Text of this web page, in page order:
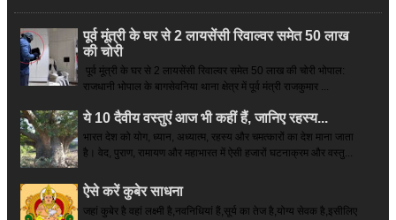
पूर्व मूंत्री के घर से 2 लायसेंसी रिवाल्वर समेत 50 लाख
की चोरी
पूर्व मूंत्री के घर से 2 लायसेंसी रिवाल्वर समेत 50 लाख की चोरी भोपाल:
राजधानी भोपाल के बागसेवनिया थाना क्षेत्र में पूर्व मंत्री राजकुमार ...
ये 10 दैवीय वस्तुएं आज भी कहीं हैं, जानिए रहस्य...
भारत देश को योग, ध्यान, अध्यात्म, रहस्य और चमत्कारों का देश माना जाता
है। वेद, पुराण, रामायण और महाभारत में ऐसी हजारों घटनाक्रम और वस्तु...
ऐसे करें कुबेर साधना
जहां कुबेर है­ वहां लक्ष्मी है,नवनिधियां हैं,सूर्य का तेज है,योग्य सेवक है,इसीलिए